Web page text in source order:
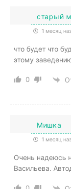
старый
1 месяц
что будет что
этому
0
Мишка
1 месяц
Очень надеюсь
Васильева.